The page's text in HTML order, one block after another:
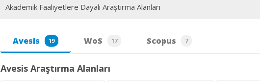
Akademik Faaliyetlere Dayalı Araştırma Alanları
Avesis 19 WoS 17 Scopus 7
Avesis Araştırma Alanları